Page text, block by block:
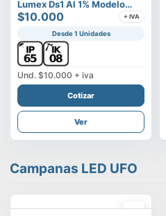
Lumex Ds1 Al 1% Modelo
Vega
$10.000 + IVA
Desde 1 Unidades
Und. $10.000 + iva
Cotizar
Ver
Campanas LED UFO